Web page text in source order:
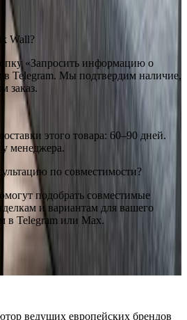
Wall?
«Запросить информацию о
Telegram. Мы подтвердим наличие,
заказ.
этого товара: 60–90 дней.
менеджера.
по совместимости?
подобрать совместимые
и вариантам для вашего
в Telegram или Max.
— купить в интернет-магазине
Оригинальная продукция
ведущих европейских брендов